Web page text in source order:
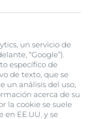
un servicio de
“Google”).
específico de
de texto, que se
un análisis del uso,
acerca de su
la cookie se suele
EE.UU. y se